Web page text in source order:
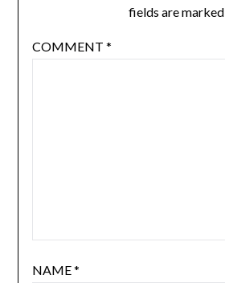
fields are marked
COMMENT *
NAME*